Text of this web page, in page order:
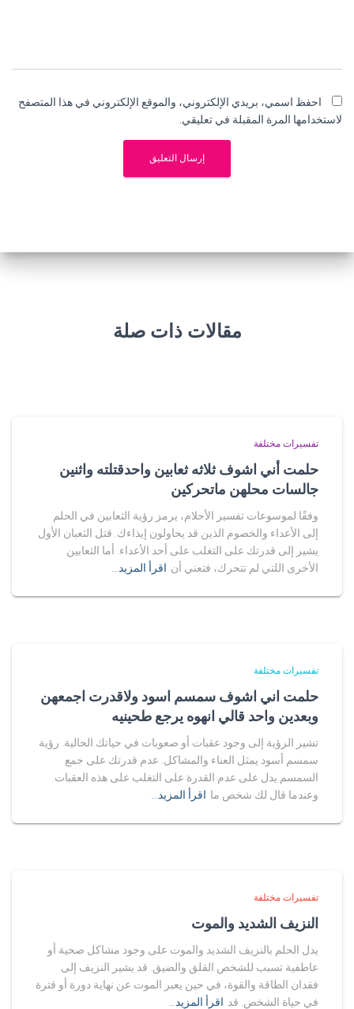
احفظ اسمي، بريدي الإلكتروني، والموقع الإلكتروني في هذا المتصفح
لاستخدامها المرة المقبلة في تعليقي.
مقالات ذات صلة
تفسيرات مختلفة
حلمت أني اشوف ثلاثه ثعابين واحدقتلته واثنين
جالسات محلهن ماتحركين
وفقًا لموسوعات تفسير الأحلام، يرمز رؤية الثعابين في الحلم
إلى الأعداء والخصوم الذين قد يحاولون إيذاءك. قتل الثعبان الأول
يشير إلى قدرتك على التغلب على أحد الأعداء. أما الثعابين
الأخرى اللتي لم تتحرك، فتعني أن اقرأ المزيد…
تفسيرات مختلفة
حلمت اني اشوف سمسم اسود ولاقدرت اجمعهن
وبعدين واحد قالي انهوه يرجع طحينيه
تشير الرؤية إلى وجود عقبات أو صعوبات في حياتك الحالية. رؤية
سمسم أسود يمثل العناء والمشاكل. عدم قدرتك على جمع
السمسم يدل على عدم القدرة على التغلب على هذه العقبات.
وعندما قال لك شخص ما اقرأ المزيد…
تفسيرات مختلفة
النزيف الشديد والموت
يدل الحلم بالنزيف الشديد والموت على وجود مشاكل صحية أو
عاطفية تسبب للشخص القلق والضيق. قد يشير النزيف إلى
فقدان الطاقة والقوة، في حين يعبر الموت عن نهاية دورة أو فترة
في حياة الشخص. قد اقرأ المزيد…